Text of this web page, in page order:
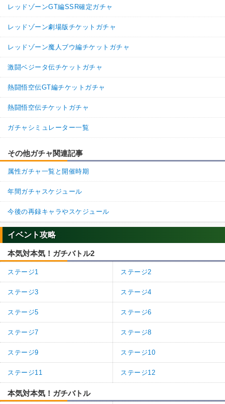
レッドゾーンGT編SSR確定ガチャ
レッドゾーン劇場版チケットガチャ
レッドゾーン魔人ブウ編チケットガチャ
激闘ベジータ伝チケットガチャ
熱闘悟空伝GT編チケットガチャ
熱闘悟空伝チケットガチャ
ガチャシミュレーター一覧
その他ガチャ関連記事
属性ガチャ一覧と開催時期
年間ガチャスケジュール
今後の再録キャラやスケジュール
イベント攻略
本気対本気！ガチバトル2
ステージ1 ステージ2
ステージ3 ステージ4
ステージ5 ステージ6
ステージ7 ステージ8
ステージ9 ステージ10
ステージ11 ステージ12
本気対本気！ガチバトル